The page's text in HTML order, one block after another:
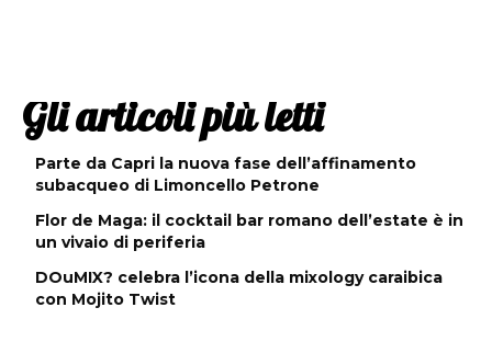
Gli articoli più letti
Parte da Capri la nuova fase dell’affinamento
subacqueo di Limoncello Petrone
Flor de Maga: il cocktail bar romano dell’estate è in
un vivaio di periferia
DOuMIX? celebra l’icona della mixology caraibica
con Mojito Twist